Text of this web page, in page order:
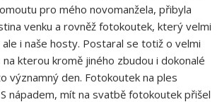
pro mého novomanžela, přibyla
venku a rovněž fotokoutek, který velmi
i naše hosty. Postaral se totiž o velmi
kterou kromě jiného zbudou i dokonalé
významný den. Fotokoutek na ples
nápadem, mít na svatbě fotokoutek přišel